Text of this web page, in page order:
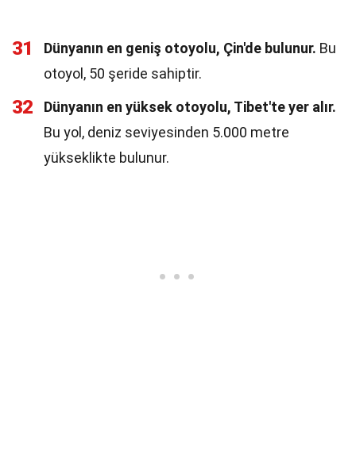
31 Dünyanın en geniş otoyolu, Çin'de bulunur. Bu
otoyol, 50 şeride sahiptir.
32
Dünyanın en yüksek otoyolu, Tibet'te yer alır.
Bu yol, deniz seviyesinden 5.000 metre
yükseklikte bulunur.